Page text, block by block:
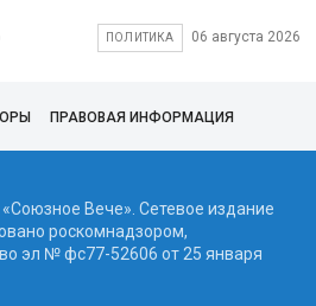
ПОЛИТИКА 06 августа 2026
ПРАВОВАЯ ИНФОРМАЦИЯ
Вече». Сетевое издание
роскомнадзором,
эл № фc77-52606 от 25 января